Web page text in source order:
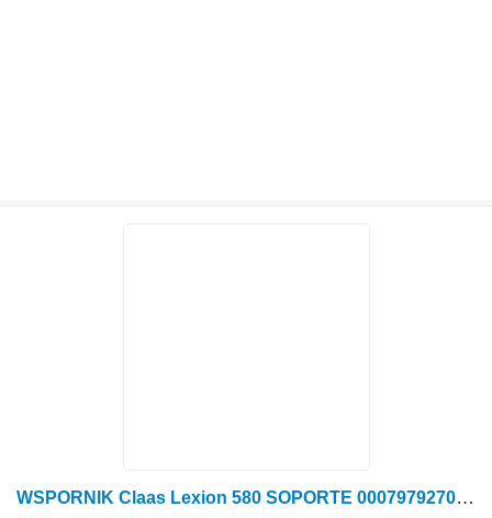
WSPORNIK Claas Lexion 580 SOPORTE 0007979270 (Picadora de paja; sistema de rotación hidráulico) para Claas Lexion 580 cosechadora de cereales